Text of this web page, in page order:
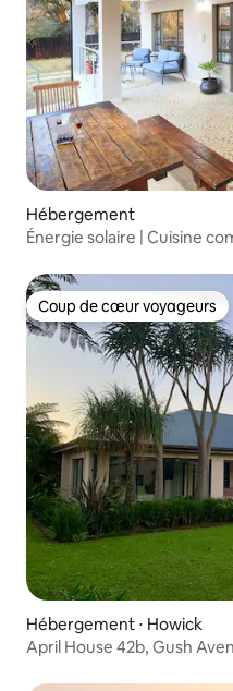
Hébergement
Énergie solaire | Cuisine
Coup de cœur voyageurs
Coup de cœur voyageurs
Hébergement ⋅ Howick
April House 42b, Gush